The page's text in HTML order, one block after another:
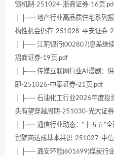
馈机制-251024-浙商证券-16页
│ ├── 地产行业高品质住宅系列
构性机会仍存-251028-平安证券-
│ ├── 江阴银行(002807)息差继
招商证券-19页.pdf
│ ├── 传媒互联网行业AI漫剧：
即-251026-中泰证券-21页.pdf
│ ├── 石油化工行业2026年度投
头有望穿越周期-251030-光大证
│ ├── 通信行业动态：“十五五”
贸磋商达成基本共识-251027-中
│ ├── 潞安环能(601699)煤炭行